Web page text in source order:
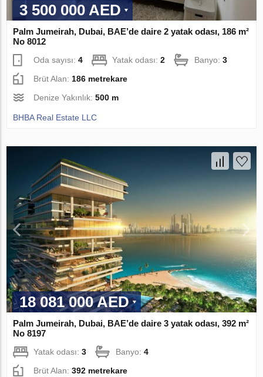
3 500 000 AED
Palm Jumeirah, Dubai, BAE’de daire 2 yatak odası, 186 m²
No 8012
Oda sayısı:4 Yatak odası:2 Banyo:3
Brüt Alan: 186 metrekare
Denize Yakınlık:500 m
BHBA Real Estate LLC
18 081 000 AED
Palm Jumeirah, Dubai, BAE’de daire 3 yatak odası, 392 m²
No 8197
Yatak odası:3 Banyo:4
Brüt Alan:392 metrekare